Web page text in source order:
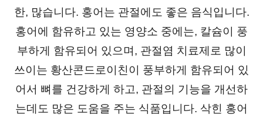
한, 많습니다. 홍어는 관절에도 좋은 음식입니다.
홍어에 함유하고 있는 영양소 중에는, 칼슘이 풍
부하게 함유되어 있으며, 관절염 치료제로 많이
쓰이는 황산콘드로이친이 풍부하게 함유되어 있
어서 뼈를 건강하게 하고, 관절의 기능을 개선하
는데도 많은 도움을 주는 식품입니다. 삭힌 홍어